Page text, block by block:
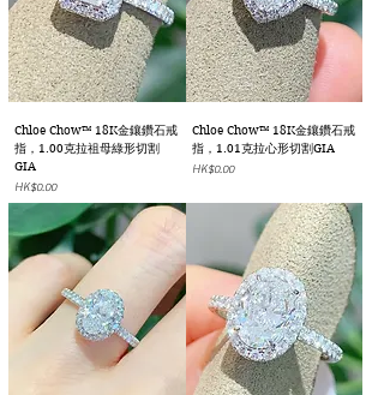
Chloe Chow™ 18K金鑲鑽石戒
指，1.00克拉祖母綠形切割
GIA
價格
HK$0.00
Chloe Chow™ 18K金鑲鑽石戒
指，1.01克拉心形切割GIA
價格
HK$0.00